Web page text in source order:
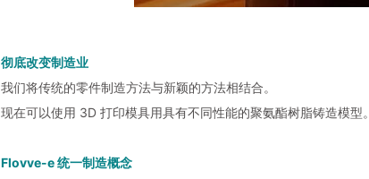
彻底改变制造业
我们将传统的零件制造方法与新颖的方法相结合。
现在可以使用 3D 打印模具用具有不同性能的聚氨酯树脂铸造模型。
Flovve-e 统一制造概念